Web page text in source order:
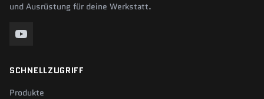
und Ausrüstung für deine Werkstatt.
SCHNELLZUGRIFF
Produkte